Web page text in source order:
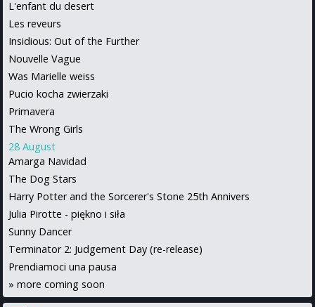
L'enfant du desert
Les reveurs
Insidious: Out of the Further
Nouvelle Vague
Was Marielle weiss
Pucio kocha zwierzaki
Primavera
The Wrong Girls
28 August
Amarga Navidad
The Dog Stars
Harry Potter and the Sorcerer's Stone 25th Annivers
Julia Pirotte - piękno i siła
Sunny Dancer
Terminator 2: Judgement Day (re-release)
Prendiamoci una pausa
» more coming soon